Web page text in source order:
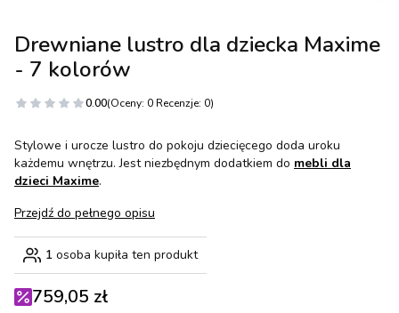
Drewniane lustro dla dziecka Maxime
- 7 kolorów
0.00(Oceny: 0 Recenzje: 0)
Stylowe i urocze lustro do pokoju dziecięcego doda uroku
każdemu wnętrzu. Jest niezbędnym dodatkiem do mebli dla
dzieci Maxime.
Przejdź do pełnego opisu
1 osoba kupiła ten produkt
759,05 zł